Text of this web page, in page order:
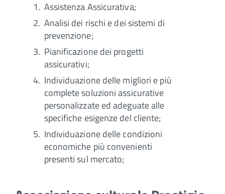
Assistenza Assicurativa;
Analisi dei rischi e dei sistemi di
prevenzione;
Pianificazione dei progetti
assicurativi;
Individuazione delle migliori e più
complete soluzioni assicurative
personalizzate ed adeguate alle
specifiche esigenze del cliente;
Individuazione delle condizioni
economiche più convenienti
presenti sul mercato;